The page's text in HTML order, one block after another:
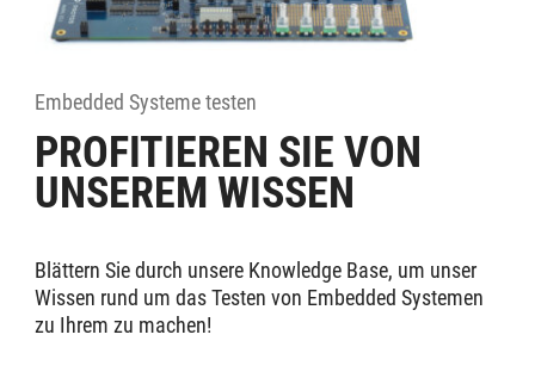
Embedded Systeme testen
PROFITIEREN SIE VON
UNSEREM WISSEN
Blättern Sie durch unsere Knowledge Base, um unser
Wissen rund um das Testen von Embedded Systemen
zu Ihrem zu machen!